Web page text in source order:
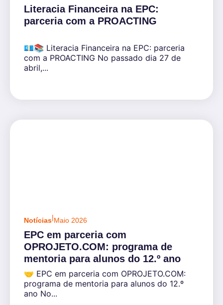
Literacia Financeira na EPC:
parceria com a PROACTING
💶📚 Literacia Financeira na EPC: parceria
com a PROACTING No passado dia 27 de
abril,...
Notícias|Maio 2026
EPC em parceria com
OPROJETO.COM: programa de
mentoria para alunos do 12.º ano
🤝 EPC em parceria com OPROJETO.COM:
programa de mentoria para alunos do 12.º
ano No...